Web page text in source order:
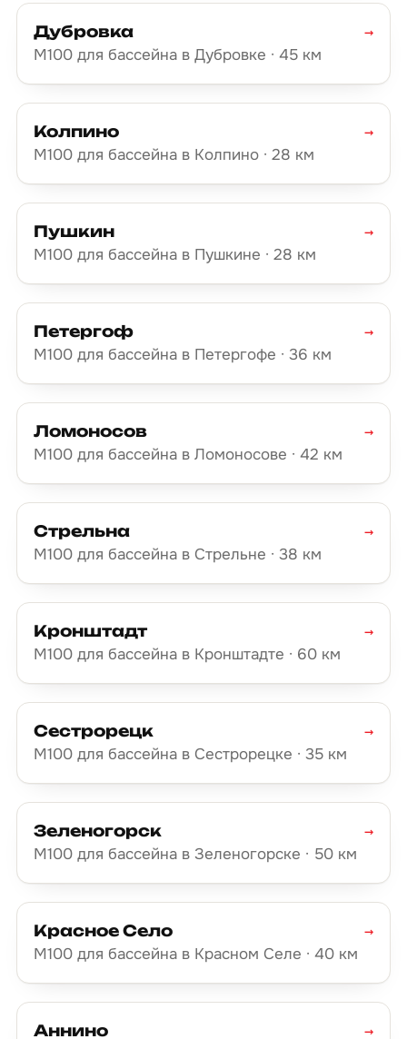
Дубровка
М100 для бассейна в Дубровке · 45 км
→
Колпино
М100 для бассейна в Колпино · 28 км
→
Пушкин
М100 для бассейна в Пушкине · 28 км
→
Петергоф
М100 для бассейна в Петергофе · 36 км
→
Ломоносов
М100 для бассейна в Ломоносове · 42 км
→
Стрельна
М100 для бассейна в Стрельне · 38 км
→
Кронштадт
М100 для бассейна в Кронштадте · 60 км
→
Сестрорецк
М100 для бассейна в Сестрорецке · 35 км
→
Зеленогорск
М100 для бассейна в Зеленогорске · 50 км
→
Красное Село
М100 для бассейна в Красном Селе · 40 км
→
Аннино →